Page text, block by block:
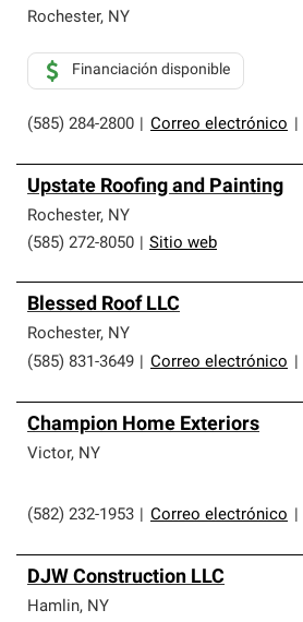
Rochester, NY
(585) 284-2800 Correo electrónico
Financiación disponible
Upstate Roofing and Painting
Rochester, NY
(585) 272-8050
Sitio web
Blessed Roof LLC
Rochester, NY
(585) 831-3649
Correo electrónico
Champion Home Exteriors
Victor, NY
(582) 232-1953 Correo electrónico
DJW Construction LLC
Hamlin, NY